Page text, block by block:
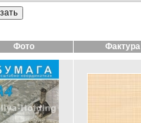
Фото Фактура